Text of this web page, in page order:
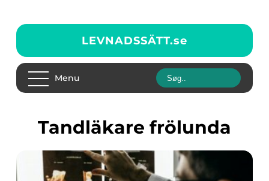
LEVNADSSÄTT.se
Menu
tandläkare frölunda